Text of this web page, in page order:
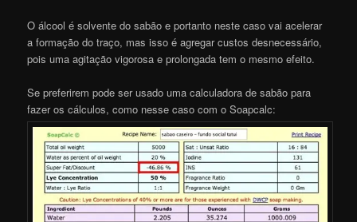
O álcool é solvente do sabão e portanto neste caso vai acelerar
a formação do traço, mas isso é agregar custos desnecessário,
pois uma agitação vigorosa e prolongada tem o mesmo efeito.
Se preferirem pode ser usado uma calculadora de sabão para
fazer os cálculos, como nesse caso com o Soapcalc: